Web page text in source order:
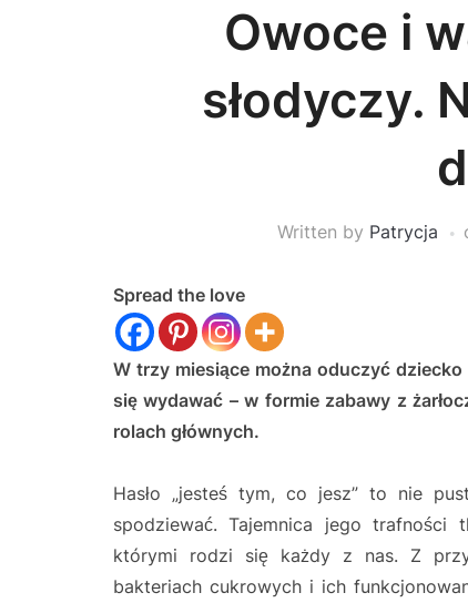
Owoce i
słodyczy.
Written by Patrycja
Spread the love
W trzy miesiące można oduczyć
się wydawać – w formie zabawy z
rolach głównych.
Hasło „jesteś tym, co jesz” to nie
spodziewać. Tajemnica jego
którymi rodzi się każdy z nas. Z
bakteriach cukrowych i ich